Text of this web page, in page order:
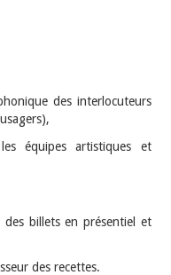
des interlocuteurs
équipes artistiques et
billets en présentiel et
des recettes.